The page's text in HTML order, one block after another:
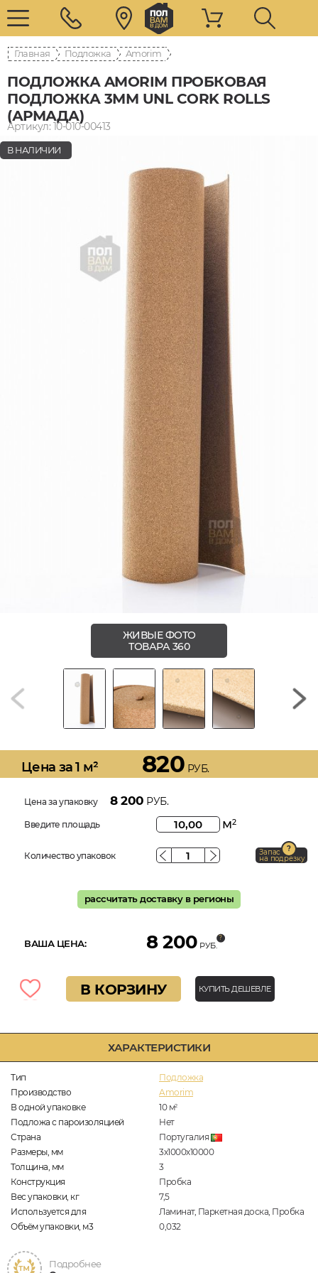
Главная Подложка Amorim
ПОДЛОЖКА AMORIM ПРОБКОВАЯ
ПОДЛОЖКА 3ММ UNL CORK ROLLS
(АРМАДА)
Артикул: 10-010-00413
ХАРАКТЕРИСТИКИ
Тип
Подложка
Производство
Amorim
В одной упаковке
10 м2
Подложа с пароизоляцией
Нет
Страна
Португалия
Размеры, мм
3х1000х10000
Толщина, мм
3
Конструкция
Пробка
Вес упаковки, кг
7,5
Используется для
Ламинат, Паркетная доска, Пробка
Объём упаковки, м3
0,032
Подробнее
В НАЛИЧИИ
ЖИВЫЕ ФОТО
ТОВАРА 360
Цена за 1 м² 820 РУБ.
Цена за упаковку 8 200 РУБ.
Введите площадь м2
Количество упаковок Запас
на подрезку
рассчитать доставку в регионы
ВАША ЦЕНА: 8 200 РУБ.
В КОРЗИНУ КУПИТЬ ДЕШЕВЛЕ